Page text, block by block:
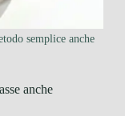
semplice anche
anche